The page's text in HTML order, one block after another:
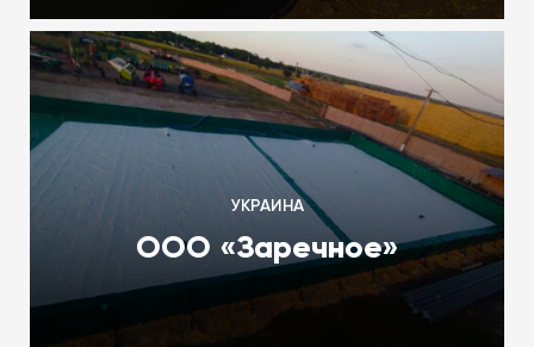
УКРАИНА
ООО «Заречное»